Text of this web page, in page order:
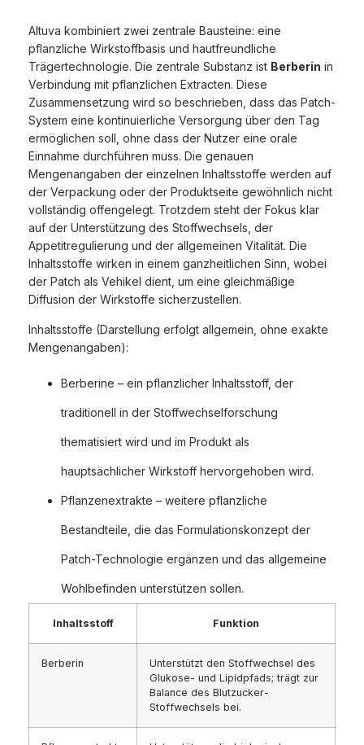
Altuva kombiniert zwei zentrale Bausteine: eine
pflanzliche Wirkstoffbasis und hautfreundliche
Trägertechnologie. Die zentrale Substanz ist Berberin in
Verbindung mit pflanzlichen Extracten. Diese
Zusammensetzung wird so beschrieben, dass das Patch-
System eine kontinuierliche Versorgung über den Tag
ermöglichen soll, ohne dass der Nutzer eine orale
Einnahme durchführen muss. Die genauen
Mengenangaben der einzelnen Inhaltsstoffe werden auf
der Verpackung oder der Produktseite gewöhnlich nicht
vollständig offengelegt. Trotzdem steht der Fokus klar
auf der Unterstützung des Stoffwechsels, der
Appetitregulierung und der allgemeinen Vitalität. Die
Inhaltsstoffe wirken in einem ganzheitlichen Sinn, wobei
der Patch als Vehikel dient, um eine gleichmäßige
Diffusion der Wirkstoffe sicherzustellen.
Inhaltsstoffe (Darstellung erfolgt allgemein, ohne exakte
Mengenangaben):
Berberine – ein pflanzlicher Inhaltsstoff, der
traditionell in der Stoffwechselforschung
thematisiert wird und im Produkt als
hauptsächlicher Wirkstoff hervorgehoben wird.
Pflanzenextrakte – weitere pflanzliche
Bestandteile, die das Formulationskonzept der
Patch-Technologie ergänzen und das allgemeine
Wohlbefinden unterstützen sollen.
Inhaltsstoff Funktion
Berberin
Unterstützt den Stoffwechsel des
Glukose- und Lipidpfads; trägt zur
Balance des Blutzucker-
Stoffwechsels bei.